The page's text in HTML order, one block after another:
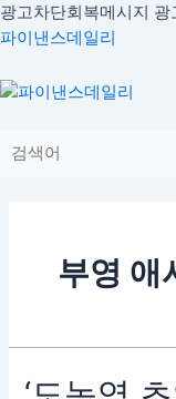
광고차단회복메시지 광
파이낸스데일리
부영 애
‘도